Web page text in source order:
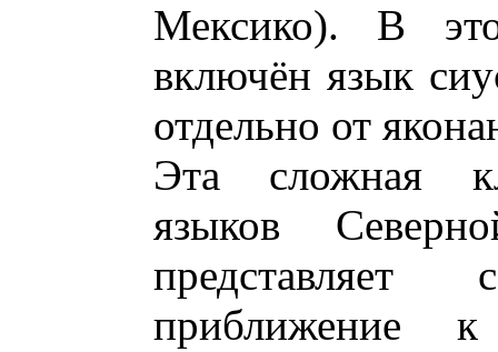
Мексико). В
включён язык
отдельно от
Эта сложная
языков
приближение к